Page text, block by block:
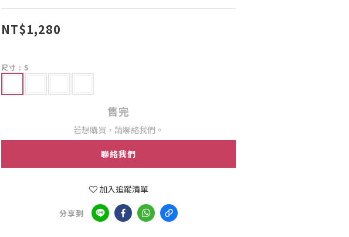
NT$1,280
尺寸 : S
售完
若想購買，請聯絡我們。
聯絡我們
加入追蹤清單
分享到